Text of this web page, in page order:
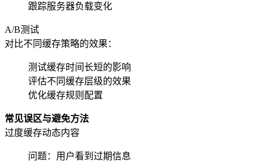
跟踪服务器负载变化
A/B测试
对比不同缓存策略的效果：
测试缓存时间长短的影响
评估不同缓存层级的效果
优化缓存规则配置
常见误区与避免方法
过度缓存动态内容
问题：用户看到过期信息